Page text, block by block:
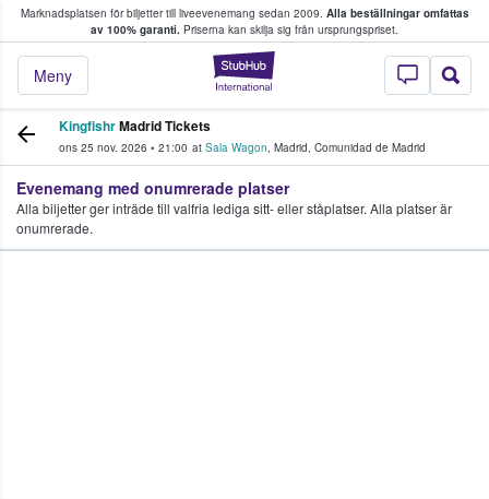
Marknadsplatsen för biljetter till liveevenemang sedan 2009. Alla beställningar omfattas
av 100% garanti. Priserna kan skilja sig från ursprungspriset.
StubHub – där
Meny
köper och säljer biljetter.
KingfishrMadrid Tickets
ons 25 nov. 2026 • 21:00 at Sala Wagon, Madrid, Comunidad de Madrid
Evenemang med onumrerade platser
Alla biljetter ger inträde till valfria lediga sitt- eller ståplatser. Alla platser är
onumrerade.